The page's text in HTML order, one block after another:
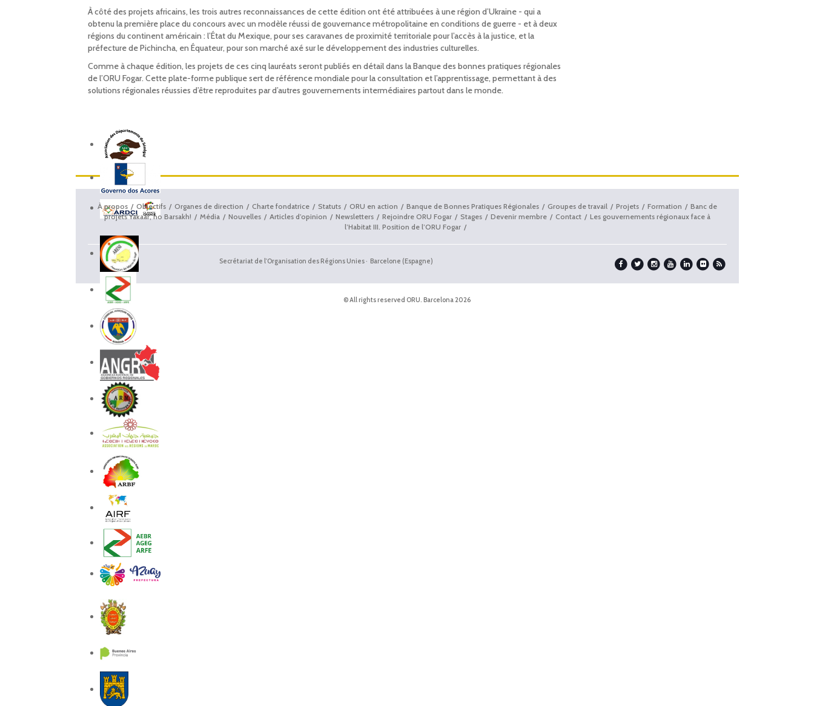
À côté des projets africains, les trois autres reconnaissances de cette édition ont été attribuées à une région d’Ukraine - qui a
obtenu la première place du concours avec un modèle réussi de gouvernance métropolitaine en conditions de guerre - et à deux
régions du continent américain : l’État du Mexique, pour ses caravanes de proximité territoriale pour l’accès à la justice, et la
préfecture de Pichincha, en Équateur, pour son marché axé sur le développement des industries culturelles.
Comme à chaque édition, les projets de ces cinq lauréats seront publiés en détail dans la Banque des bonnes pratiques régionales
de l’ORU Fogar. Cette plate-forme publique sert de référence mondiale pour la consultation et l’apprentissage, permettant à des
solutions régionales réussies d’être reproduites par d’autres gouvernements intermédiaires partout dans le monde.
À propos Objectifs Organes de direction Charte fondatrice Statuts ORU en action Banque de Bonnes Pratiques Régionales Groupes de travail Projets Formation
Banc de
projets Yakaar, no Barsakh!
Média Nouvelles Articles d’opinion Newsletters Rejoindre ORU Fogar Stages Devenir membre Contact
Les gouvernements régionaux face à
l’Habitat III. Position de l’ORU Fogar
Secrétariat de l'Organisation des Régions Unies · Barcelone (Espagne)
© All rights reserved ORU. Barcelona 2026